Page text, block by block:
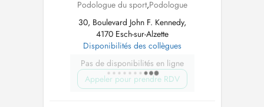
Podologue du sport,Podologue
30, Boulevard John F. Kennedy,
4170 Esch-sur-Alzette
Disponibilités des collègues
Pas de disponibilités en ligne
Appeler pour prendre RDV